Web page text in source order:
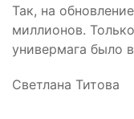
Так, на
миллионов.
универмага было
Светлана Титова